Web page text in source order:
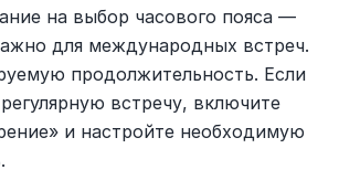
на выбор часового пояса —
для международных встреч.
продолжительность. Если
встречу, включите
и настройте необходимую